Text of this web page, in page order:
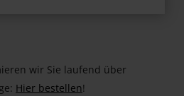
wir Sie laufend über
Hier bestellen!